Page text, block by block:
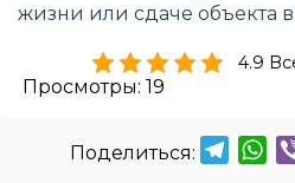
жизни или сдаче объекта
4.9
Просмотры: 19